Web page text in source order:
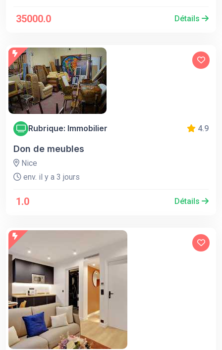
35000.0 Détails
Rubrique: Immobilier 4.9
Don de meubles
Nice
env. il y a 3 jours
1.0 Détails